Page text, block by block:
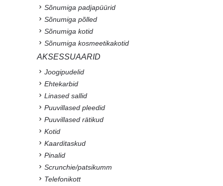
Sõnumiga padjapüürid
Sõnumiga põlled
Sõnumiga kotid
Sõnumiga kosmeetikakotid
AKSESSUAARID
Joogipudelid
Ehtekarbid
Linased sallid
Puuvillased pleedid
Puuvillased rätikud
Kotid
Kaarditaskud
Pinalid
Scrunchie/patsikumm
Telefonikott